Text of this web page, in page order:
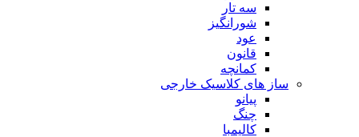
سه تار
شورانگیز
عود
قانون
کمانچه
ساز های کلاسیک خارجی
پیانو
چنگ
کالیمبا